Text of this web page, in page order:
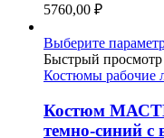
5760,00 ₽
Выберите
Быстрый просмотр
Костюмы рабочие
Костюм
темно-синий с